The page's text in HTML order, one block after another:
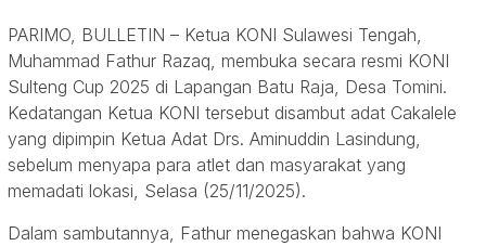
PARIMO, BULLETIN – Ketua KONI Sulawesi Tengah,
Muhammad Fathur Razaq, membuka secara resmi KONI
Sulteng Cup 2025 di Lapangan Batu Raja, Desa Tomini.
Kedatangan Ketua KONI tersebut disambut adat Cakalele
yang dipimpin Ketua Adat Drs. Aminuddin Lasindung,
sebelum menyapa para atlet dan masyarakat yang
memadati lokasi, Selasa (25/11/2025).
Dalam sambutannya, Fathur menegaskan bahwa KONI